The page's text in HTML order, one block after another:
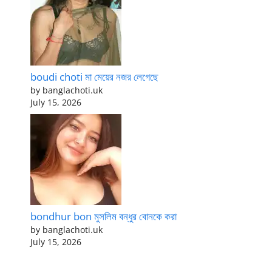
boudi choti মা মেয়ের নজর লেগেছে
by banglachoti.uk
July 15, 2026
bondhur bon মুসলিম বন্ধুর বোনকে করা
by banglachoti.uk
July 15, 2026